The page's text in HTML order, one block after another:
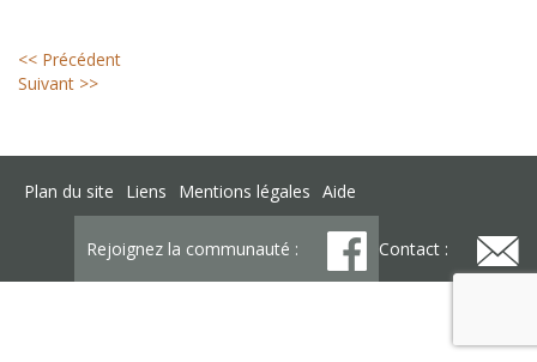
<< Précédent
Suivant >>
Plan du site Liens Mentions légales Aide
Rejoignez la communauté : Contact :